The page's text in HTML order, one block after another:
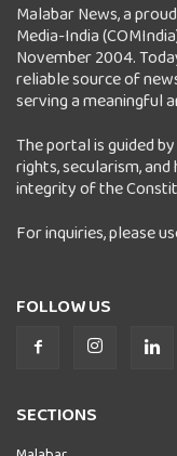
Malabar News, a
Media-India
November 2004.
reliable source of
serving a meaningful
The portal is guided
rights, secularism,
integrity of the
For inquiries, please
FOLLOW US
SECTIONS